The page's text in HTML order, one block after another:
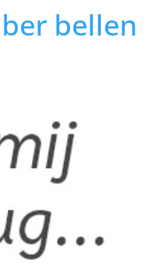
bellen